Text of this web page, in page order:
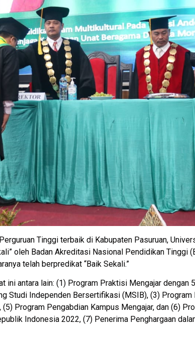
Tinggi terbaik di Kabupaten Pasuruan,
oleh Badan Akreditasi Nasional Pendidikan Tinggi
telah berpredikat “Baik Sekali.”
ini antara lain: (1) Program Praktisi Mengajar dengan
Studi Independen Bersertifikasi (MSIB), (3)
Program Pengabdian Kampus Mengajar, dan (6)
Indonesia 2022, (7) Penerima Penghargaan